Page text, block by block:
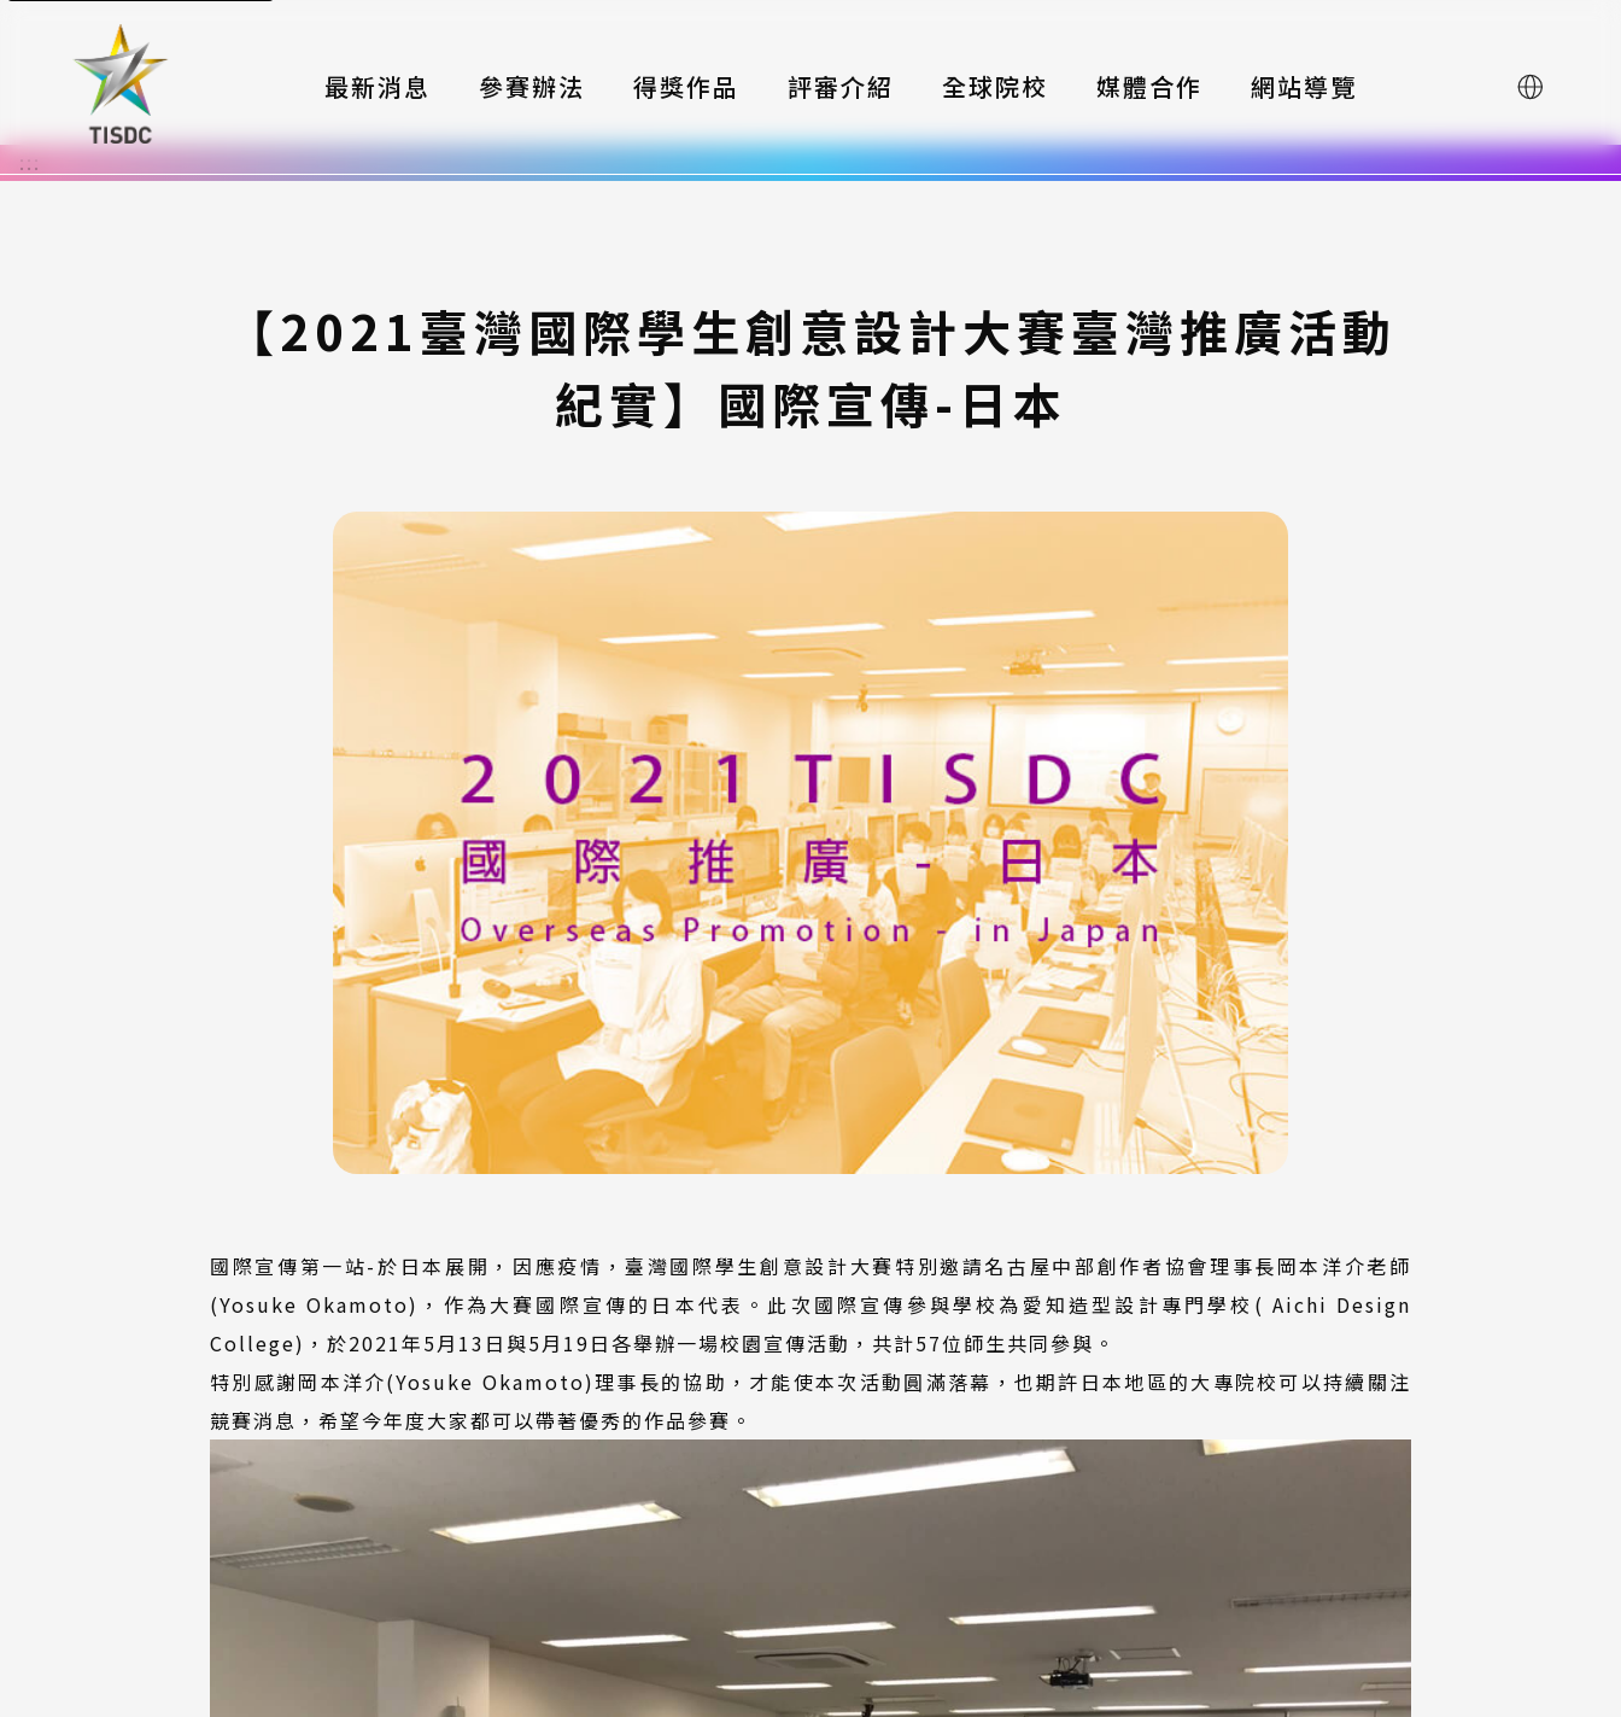
最新消息 參賽辦法
大賽組織
報名格式
評選與獎項
常見問題
得獎作品 評審介紹 全球院校 媒體合作 網站導覽 English
:::
【2021臺灣國際學生創意設計大賽臺灣推廣活動
紀實】國際宣傳-日本
國際宣傳第一站-於日本展開，因應疫情，臺灣國際學生創意設計大賽特別邀請名古屋中部創作者協會理事長岡本洋介老師
(Yosuke Okamoto)，作為大賽國際宣傳的日本代表。此次國際宣傳參與學校為愛知造型設計專門學校( Aichi Design
College)，於2021年5月13日與5月19日各舉辦一場校園宣傳活動，共計57位師生共同參與。
特別感謝岡本洋介(Yosuke Okamoto)理事長的協助，才能使本次活動圓滿落幕，也期許日本地區的大專院校可以持續關注
競賽消息，希望今年度大家都可以帶著優秀的作品參賽。